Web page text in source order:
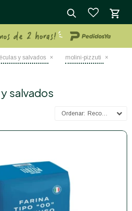
y salvados molini-pizzuti
salvados
Recomendados